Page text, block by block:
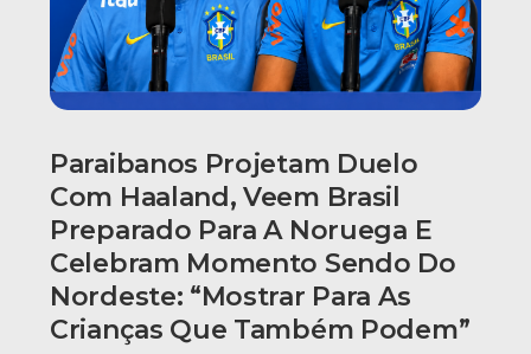
Paraibanos Projetam Duelo
Com Haaland, Veem Brasil
Preparado Para A Noruega E
Celebram Momento Sendo Do
Nordeste: “Mostrar Para As
Crianças Que Também Podem”